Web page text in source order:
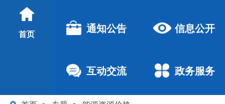
首页
通知公告 信息公开
互动交流 政务服务